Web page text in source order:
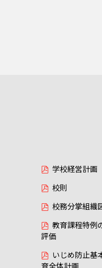
学校経営計画
校則
校務分掌組織
教育課程特例
評価
いじめ防止基
育全体計画